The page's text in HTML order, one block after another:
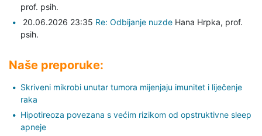
prof. psih.
20.06.2026 23:35 Re: Odbijanje nuzde Hana Hrpka, prof.
psih.
Naše preporuke:
Skriveni mikrobi unutar tumora mijenjaju imunitet i liječenje
raka
Hipotireoza povezana s većim rizikom od opstruktivne sleep
apneje